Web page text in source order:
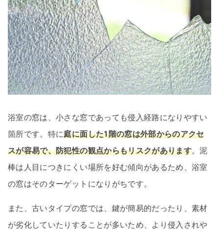
浴室の窓は、小さな窓であっても侵入経路になりやすい
箇所です。特に庭に面した1階の窓は外部からのアクセ
スが容易で、防犯性の観点からもリスクがあります。泥
棒は人目につきにくい場所を好む傾向があるため、浴室
の窓はそのターゲットになりがちです。
また、古いタイプの窓では、鍵が簡易的だったり、素材
が劣化していたりすることが多いため、より侵入されや